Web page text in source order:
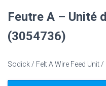
Feutre A – Unité
(3054736)
Sodick / Felt A Wire Feed Unit